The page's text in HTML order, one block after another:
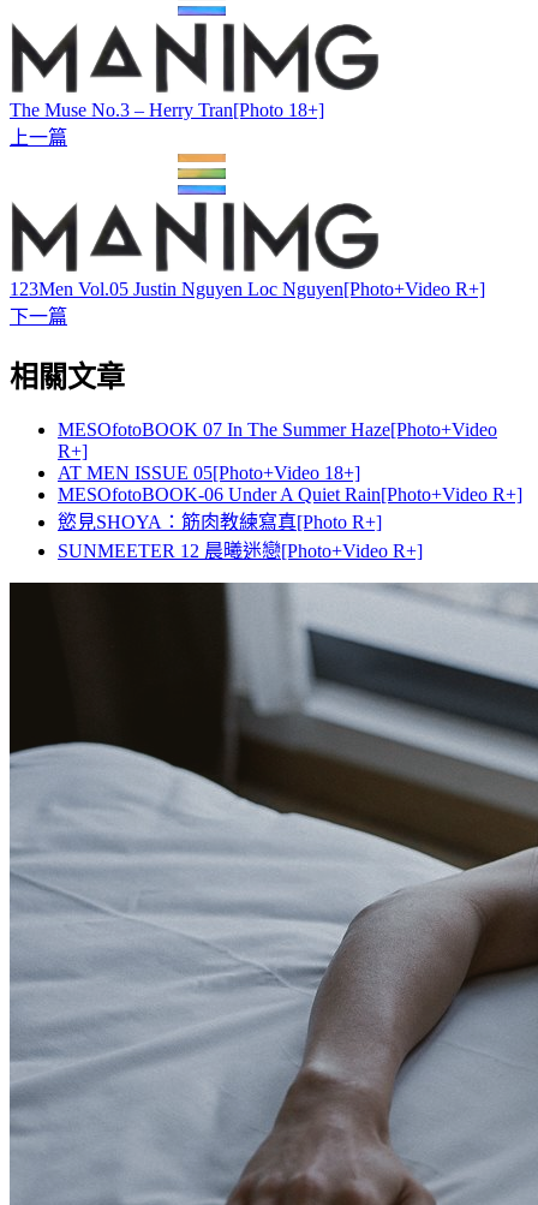
The Muse No.3 – Herry Tran[Photo 18+]
上一篇
123Men Vol.05 Justin Nguyen Loc Nguyen[Photo+Video R+]
下一篇
相關文章
MESOfotoBOOK 07 In The Summer Haze[Photo+Video
R+]
AT MEN ISSUE 05[Photo+Video 18+]
MESOfotoBOOK-06 Under A Quiet Rain[Photo+Video R+]
慾見SHOYA：筋肉教練寫真[Photo R+]
SUNMEETER 12 晨曦迷戀[Photo+Video R+]